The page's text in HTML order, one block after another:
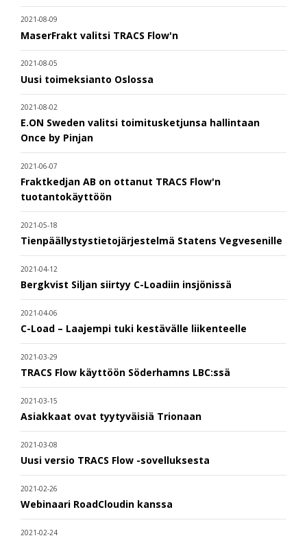
2021-08-09
MaserFrakt valitsi TRACS Flow'n
2021-08-05
Uusi toimeksianto Oslossa
2021-08-02
E.ON Sweden valitsi toimitusketjunsa hallintaan
Once by Pinjan
2021-06-07
Fraktkedjan AB on ottanut TRACS Flow'n
tuotantokäyttöön
2021-05-18
Tienpäällystystietojärjestelmä Statens Vegvesenille
2021-04-12
Bergkvist Siljan siirtyy C-Loadiin insjönissä
2021-04-06
C-Load – Laajempi tuki kestävälle liikenteelle
2021-03-29
TRACS Flow käyttöön Söderhamns LBC:ssä
2021-03-15
Asiakkaat ovat tyytyväisiä Trionaan
2021-03-08
Uusi versio TRACS Flow -sovelluksesta
2021-02-26
Webinaari RoadCloudin kanssa
2021-02-24